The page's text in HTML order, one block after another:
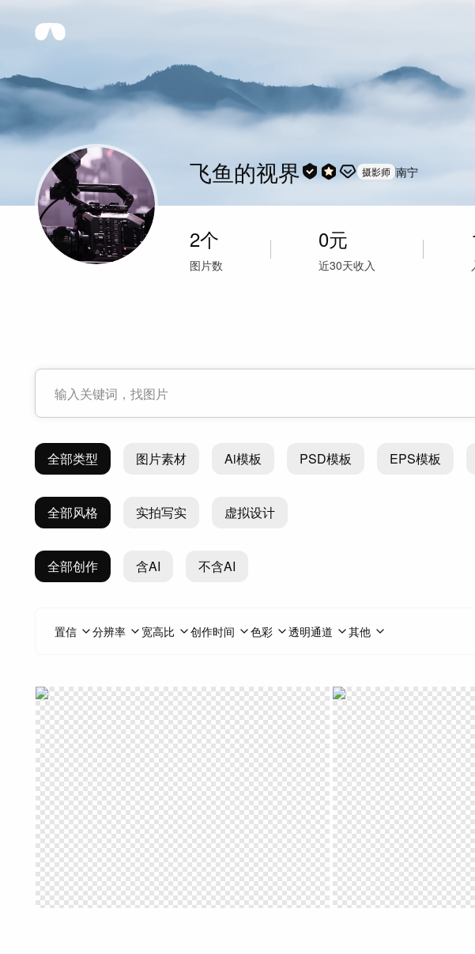
飞鱼的视界 摄影师 南宁
2个
图片数
0元
近30天收入
全部类型 图片素材 Ai模板 PSD模板 EPS模板
全部风格 实拍写实 虚拟设计
全部创作 含AI 不含AI
置信 分辨率 宽高比 创作时间 色彩 透明通道 其他